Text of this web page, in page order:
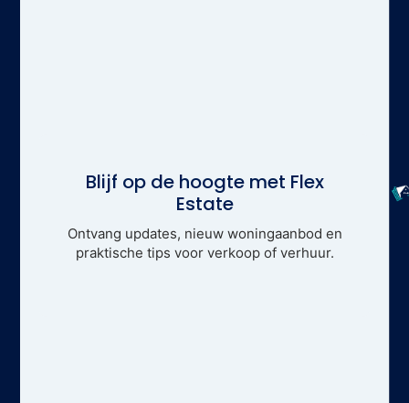
Blijf op de hoogte met Flex
Estate
Ontvang updates, nieuw woningaanbod en
praktische tips voor verkoop of verhuur.